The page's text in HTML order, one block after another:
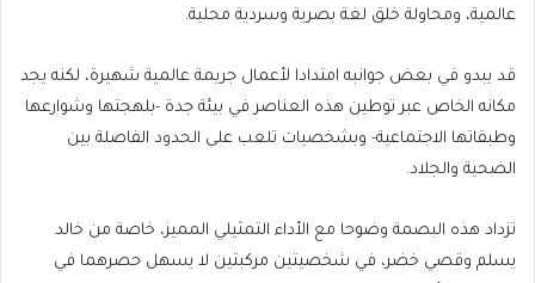
عالمية، ومحاولة خلق لغة بصرية وسردية محلية.
قد يبدو في بعض جوانبه امتدادا لأعمال جريمة عالمية شهيرة، لكنه يجد
مكانه الخاص عبر توطين هذه العناصر في بيئة جدة -بلهجتها وشوارعها
وطبقاتها الاجتماعية- وبشخصيات تلعب على الحدود الفاصلة بين
الضحية والجلاد.
تزداد هذه البصمة وضوحا مع الأداء التمثيلي المميز، خاصة من خالد
يسلم وقصي خضر، في شخصيتين مركبتين لا يسهل حصرهما في